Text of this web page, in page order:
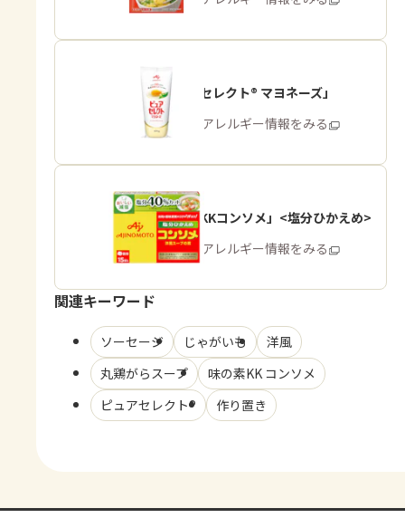
「ピュアセレクト® マヨネーズ」
商品・アレルギー情報をみる
「味の素KKコンソメ」<塩分ひかえめ>
商品・アレルギー情報をみる
関連キーワード
ソーセージ じゃがいも
洋風
丸鶏がらスープ
味の素KK コンソメ
ピュアセレクト®
作り置き